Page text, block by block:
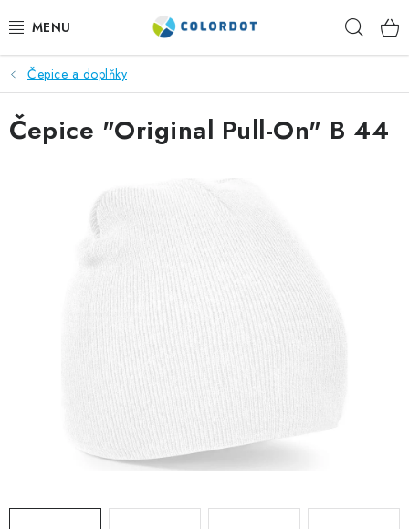
na
REKLAMNÍ TEXTIL
REKLAMNÍ PŘEDMĚTY
PRACOVNÍ OBLEČENÍ
POTISK TEXTILU
REFLEXNÍ NAŽEHLOVAČKY
TEXTIL S VLASTNÍM POTISKEM
Čepice a doplňky
Čepice "Original Pull-On" B 44